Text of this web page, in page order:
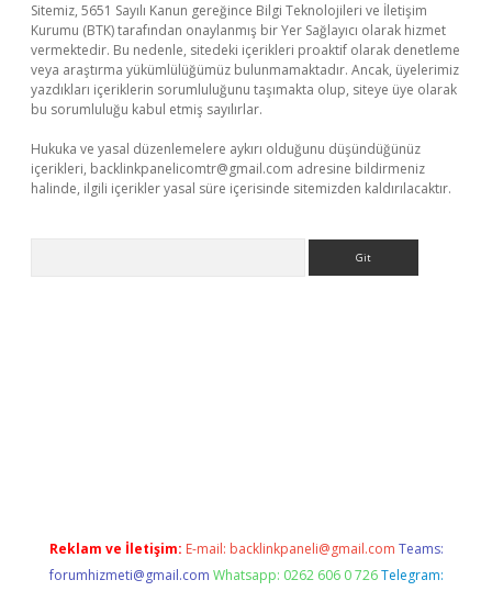
Sitemiz, 5651 Sayılı Kanun gereğince Bilgi Teknolojileri ve İletişim
Kurumu (BTK) tarafından onaylanmış bir Yer Sağlayıcı olarak hizmet
vermektedir. Bu nedenle, sitedeki içerikleri proaktif olarak denetleme
veya araştırma yükümlülüğümüz bulunmamaktadır. Ancak, üyelerimiz
yazdıkları içeriklerin sorumluluğunu taşımakta olup, siteye üye olarak
bu sorumluluğu kabul etmiş sayılırlar.
Hukuka ve yasal düzenlemelere aykırı olduğunu düşündüğünüz
içerikleri, backlinkpanelicomtr@gmail.com adresine bildirmeniz
halinde, ilgili içerikler yasal süre içerisinde sitemizden kaldırılacaktır.
Reklam ve İletişim: E-mail: backlinkpaneli@gmail.com Teams:
forumhizmeti@gmail.com Whatsapp: 0262 606 0 726 Telegram: